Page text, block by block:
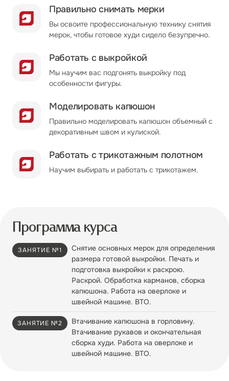
Правильно снимать мерки
Вы освоите профессиональную технику снятия
мерок, чтобы готовое худи сидело безупречно.
Работать с выкройкой
Мы научим вас подгонять выкройку под
особенности фигуры.
Моделировать капюшон
Правильно моделировать капюшон объемный с
декоративным швом и кулиской.
Работать с трикотажным полотном
Научим выбирать и работать с трикотажем.
Программа курса
ЗАНЯТИЕ №1
Снятие основных мерок для определения
размера готовой выкройки. Печать и
подготовка выкройки к раскрою.
Раскрой. Обработка карманов, сборка
капюшона. Работа на оверлоке и
швейной машине. ВТО.
ЗАНЯТИЕ №2
Втачивание капюшона в горловину.
Втачивание рукавов и окончательная
сборка худи. Работа на оверлоке и
швейной машине. ВТО.